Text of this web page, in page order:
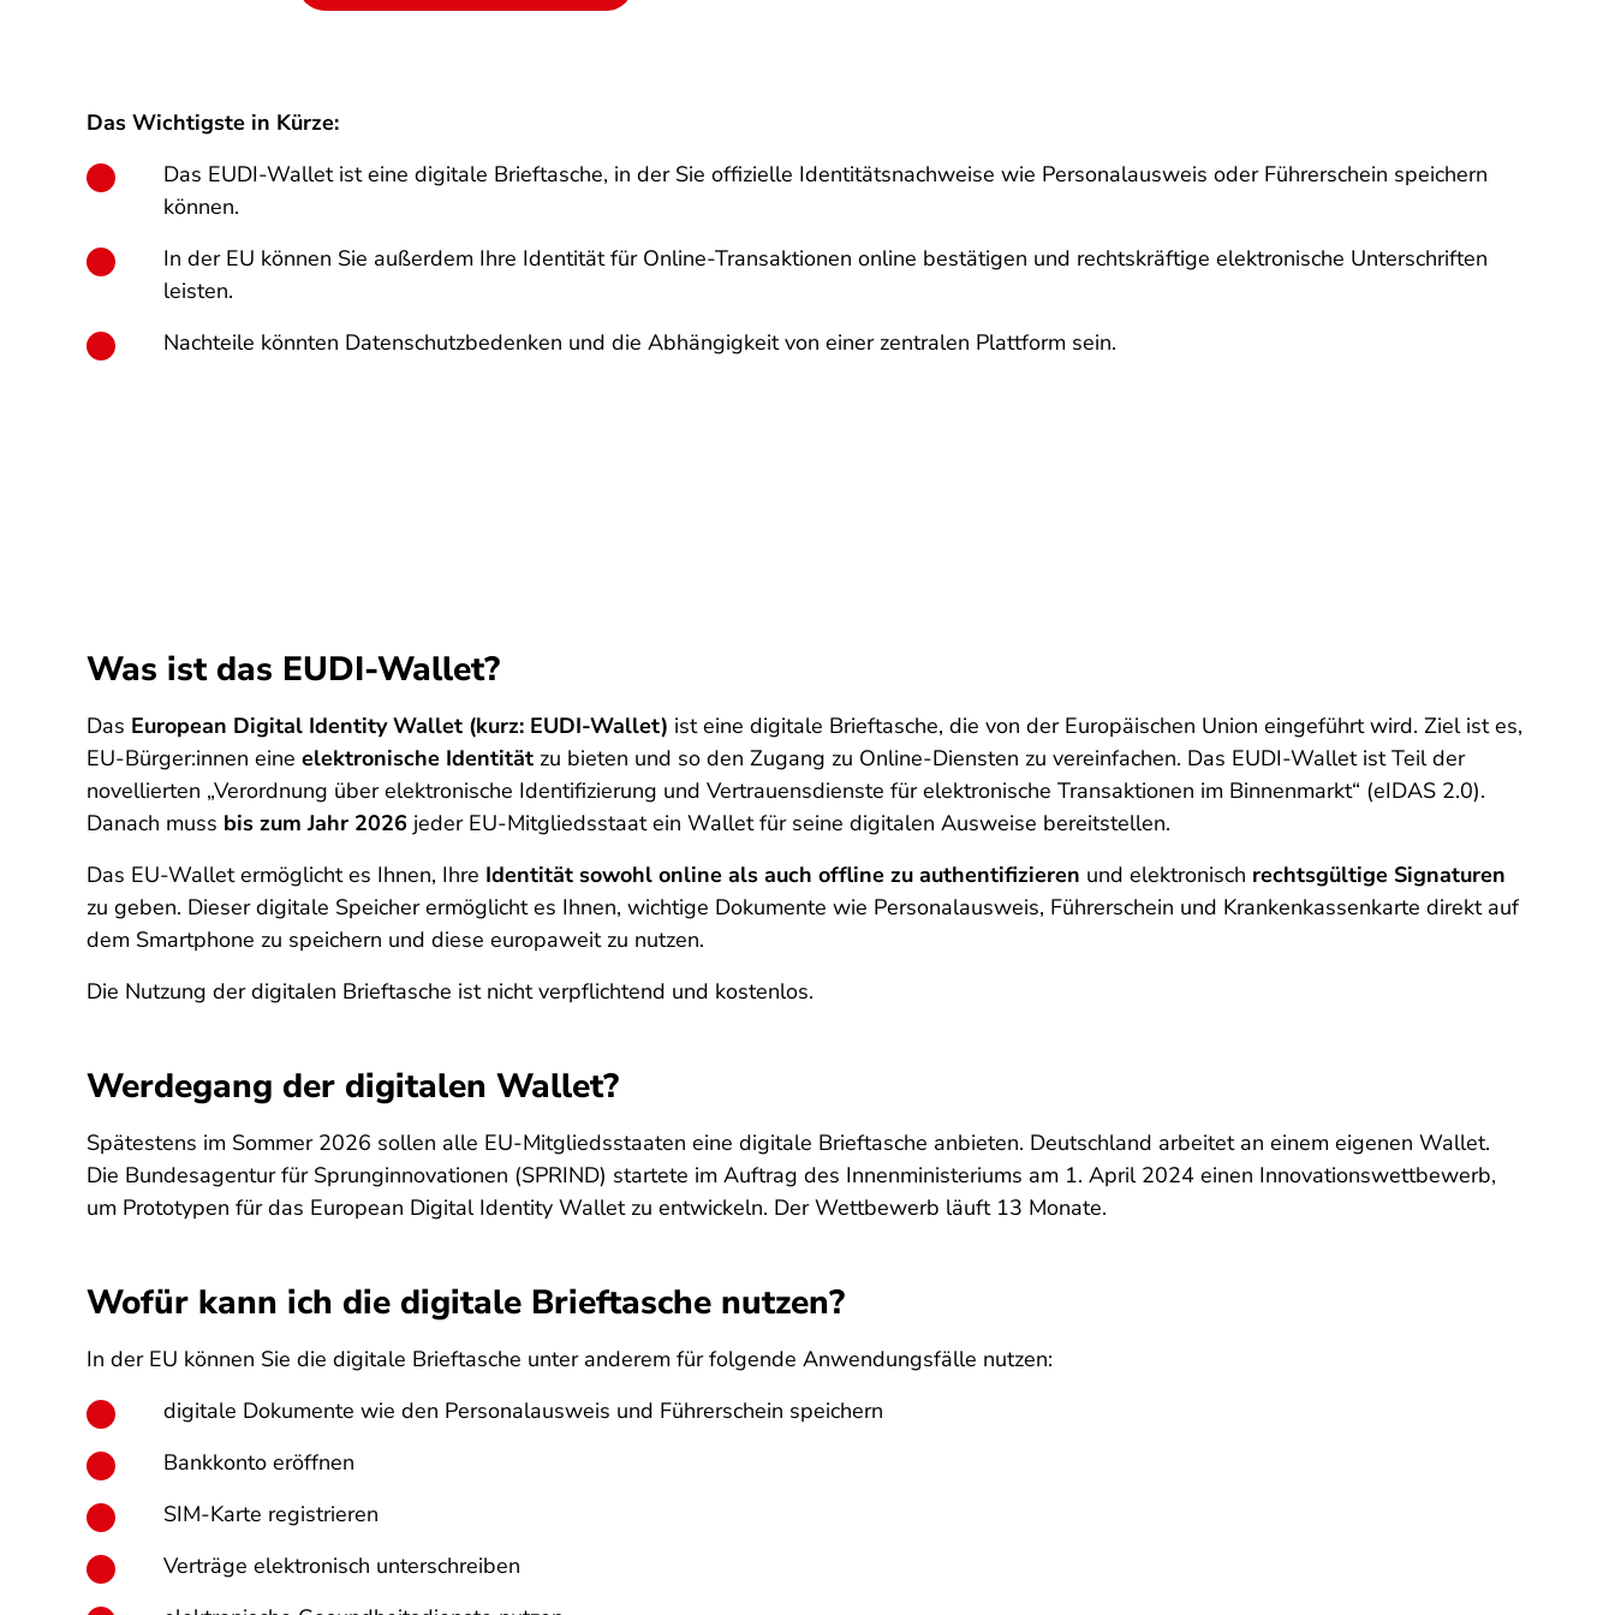
Das Wichtigste in Kürze:
Das EUDI-Wallet ist eine digitale Brieftasche, in der Sie offizielle Identitätsnachweise wie Personalausweis oder Führerschein speichern
können.
In der EU können Sie außerdem Ihre Identität für Online-Transaktionen online bestätigen und rechtskräftige elektronische Unterschriften
leisten.
Nachteile könnten Datenschutzbedenken und die Abhängigkeit von einer zentralen Plattform sein.
Was ist das EUDI-Wallet?
Das European Digital Identity Wallet (kurz: EUDI-Wallet) ist eine digitale Brieftasche, die von der Europäischen Union eingeführt wird. Ziel ist es,
EU-Bürger:innen eine elektronische Identität zu bieten und so den Zugang zu Online-Diensten zu vereinfachen. Das EUDI-Wallet ist Teil der
novellierten „Verordnung über elektronische Identifizierung und Vertrauensdienste für elektronische Transaktionen im Binnenmarkt“ (eIDAS 2.0).
Danach muss bis zum Jahr 2026 jeder EU-Mitgliedsstaat ein Wallet für seine digitalen Ausweise bereitstellen.
Das EU-Wallet ermöglicht es Ihnen, Ihre Identität sowohl online als auch offline zu authentifizieren und elektronisch rechtsgültige Signaturen
zu geben. Dieser digitale Speicher ermöglicht es Ihnen, wichtige Dokumente wie Personalausweis, Führerschein und Krankenkassenkarte direkt auf
dem Smartphone zu speichern und diese europaweit zu nutzen.
Die Nutzung der digitalen Brieftasche ist nicht verpflichtend und kostenlos.
Werdegang der digitalen Wallet?
Spätestens im Sommer 2026 sollen alle EU-Mitgliedsstaaten eine digitale Brieftasche anbieten. Deutschland arbeitet an einem eigenen Wallet.
Die Bundesagentur für Sprunginnovationen (SPRIND) startete im Auftrag des Innenministeriums am 1. April 2024 einen Innovationswettbewerb,
um Prototypen für das European Digital Identity Wallet zu entwickeln. Der Wettbewerb läuft 13 Monate.
Wofür kann ich die digitale Brieftasche nutzen?
In der EU können Sie die digitale Brieftasche unter anderem für folgende Anwendungsfälle nutzen:
digitale Dokumente wie den Personalausweis und Führerschein speichern
Bankkonto eröffnen
SIM-Karte registrieren
Verträge elektronisch unterschreiben